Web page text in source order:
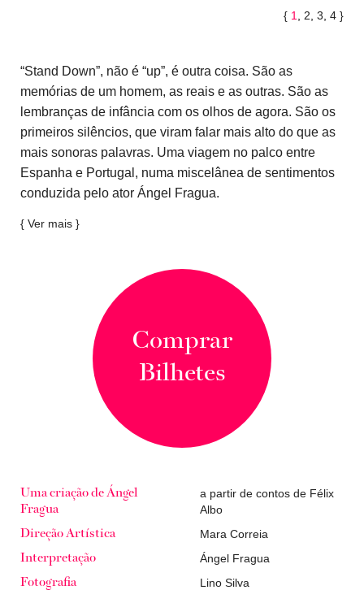
{ 1 2 3 4}
“Stand Down”, não é “up”, é outra coisa. São as
memórias de um homem, as reais e as outras. São as
lembranças de infância com os olhos de agora. São os
primeiros silêncios, que viram falar mais alto do que as
mais sonoras palavras. Uma viagem no palco entre
Espanha e Portugal, numa miscelânea de sentimentos
conduzida pelo ator Ángel Fragua.
{ Ver mais }
Comprar
Bilhetes
Uma criação de Ángel
Fragua
a partir de contos de Félix
Albo
Direção Artística Mara Correia
Interpretação Ángel Fragua
Fotografia Lino Silva